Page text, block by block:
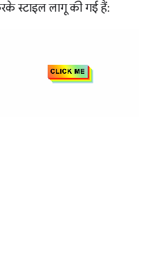
स्टाइल लागू की गई हैं: